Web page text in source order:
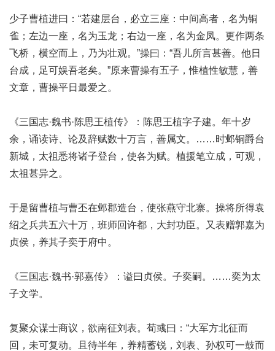
少子曹植进曰：“若建层台，必立三座：中间高者，名为铜
雀；左边一座，名为玉龙；右边一座，名为金凤。更作两条
飞桥，横空而上，乃为壮观。”操曰：“吾儿所言甚善。他日
台成，足可娱吾老矣。”原来曹操有五子，惟植性敏慧，善
文章，曹操平日最爱之。
《三国志·魏书·陈思王植传》：陈思王植字子建。年十岁
余，诵读诗、论及辞赋数十万言，善属文。……时邺铜爵台
新城，太祖悉将诸子登台，使各为赋。植援笔立成，可观，
太祖甚异之。
于是留曹植与曹丕在邺郡造台，使张燕守北寨。操将所得袁
绍之兵共五六十万，班师回许都，大封功臣。又表赠郭嘉为
贞侯，养其子奕于府中。
《三国志·魏书·郭嘉传》：谥曰贞侯。子奕嗣。……奕为太
子文学。
复聚众谋士商议，欲南征刘表。荀彧曰：“大军方北征而
回，未可复动。且待半年，养精蓄锐，刘表、孙权可一鼓而